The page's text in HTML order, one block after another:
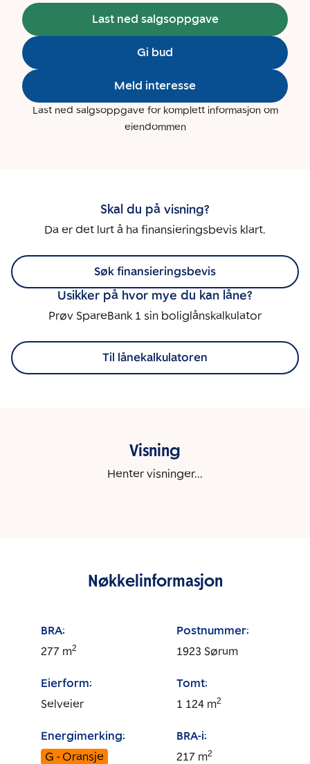
Last ned salgsoppgave
Gi bud
Meld interesse
Last ned salgsoppgave for komplett informasjon om
eiendommen
Skal du på visning?
Da er det lurt å ha finansieringsbevis klart.
Søk finansieringsbevis
Usikker på hvor mye du kan låne?
Prøv SpareBank 1 sin boliglånskalkulator
Til lånekalkulatoren
Visning
Henter visninger...
Nøkkelinformasjon
BRA:
277 m2
Postnummer:
1923 Sørum
Eierform:
Selveier
Tomt:
1 124 m2
Energimerking:
G - Oransje
BRA-i:
217 m2